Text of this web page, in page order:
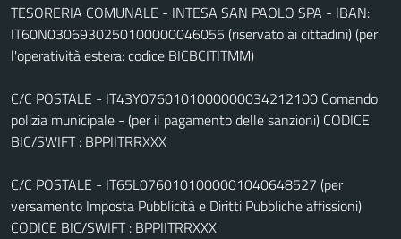
TESORERIA COMUNALE - INTESA SAN PAOLO SPA - IBAN:
IT60N0306930250100000046055 (riservato ai cittadini) (per
l'operatività estera: codice BICBCITITMM)
C/C POSTALE - IT43Y0760101000000034212100 Comando
polizia municipale - (per il pagamento delle sanzioni) CODICE
BIC/SWIFT : BPPIITRRXXX
C/C POSTALE - IT65L0760101000001040648527 (per
versamento Imposta Pubblicità e Diritti Pubbliche affissioni)
CODICE BIC/SWIFT : BPPIITRRXXX